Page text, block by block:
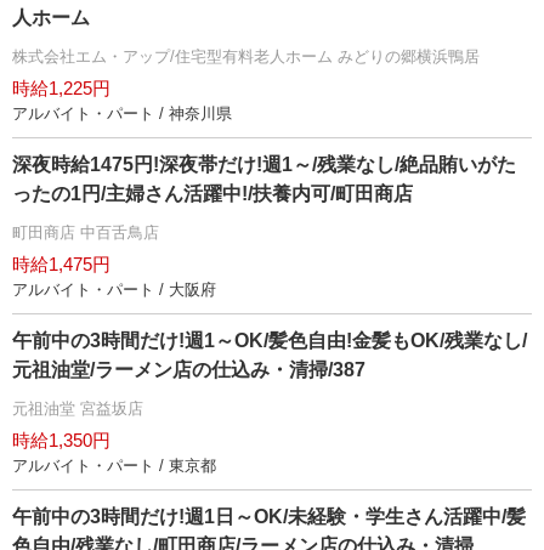
人ホーム
株式会社エム・アップ/住宅型有料老人ホーム みどりの郷横浜鴨居
時給1,225円
アルバイト・パート / 神奈川県
深夜時給1475円!深夜帯だけ!週1～/残業なし/絶品賄いがた
ったの1円/主婦さん活躍中!/扶養内可/町田商店
町田商店 中百舌鳥店
時給1,475円
アルバイト・パート / 大阪府
午前中の3時間だけ!週1～OK/髪色自由!金髪もOK/残業なし/
元祖油堂/ラーメン店の仕込み・清掃/387
元祖油堂 宮益坂店
時給1,350円
アルバイト・パート / 東京都
午前中の3時間だけ!週1日～OK/未経験・学生さん活躍中/髪
色自由/残業なし/町田商店/ラーメン店の仕込み・清掃